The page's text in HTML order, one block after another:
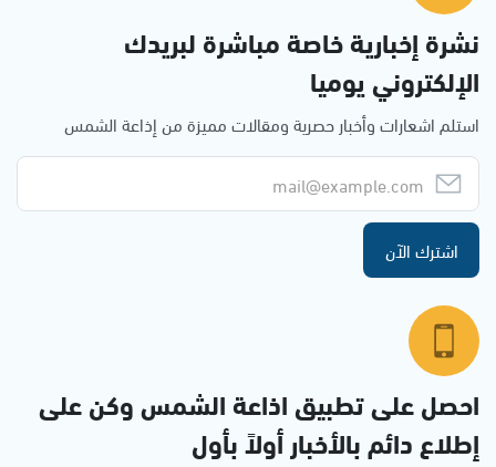
نشرة إخبارية خاصة مباشرة لبريدك
الإلكتروني يوميا
استلم اشعارات وأخبار حصرية ومقالات مميزة من إذاعة الشمس
اشترك الآن
احصل على تطبيق اذاعة الشمس وكن على
إطلاع دائم بالأخبار أولاً بأول